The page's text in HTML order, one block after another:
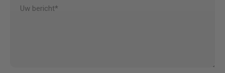
Uw bericht*